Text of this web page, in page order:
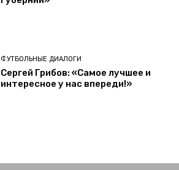
ФУТБОЛЬНЫЕ ДИАЛОГИ
Сергей Грибов: «Самое лучшее и
интересное у нас впереди!»